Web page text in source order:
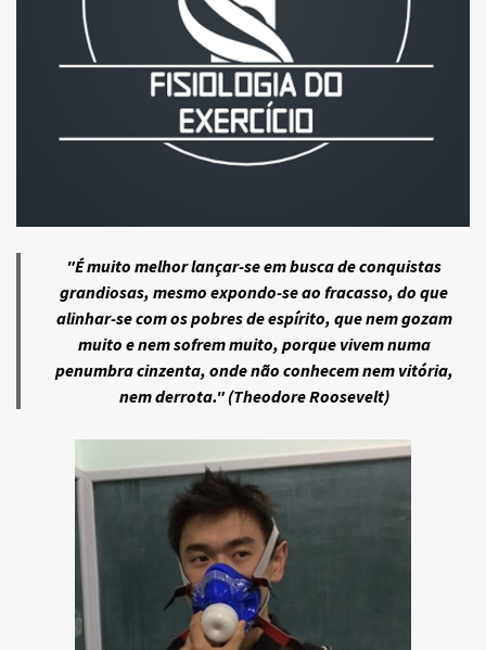
"É muito melhor lançar-se em busca de conquistas
grandiosas, mesmo expondo-se ao fracasso, do que
alinhar-se com os pobres de espírito, que nem gozam
muito e nem sofrem muito, porque vivem numa
penumbra cinzenta, onde não conhecem nem vitória,
nem derrota." (Theodore Roosevelt)